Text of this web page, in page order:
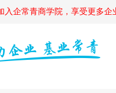
入企常青商学院，享受更多企